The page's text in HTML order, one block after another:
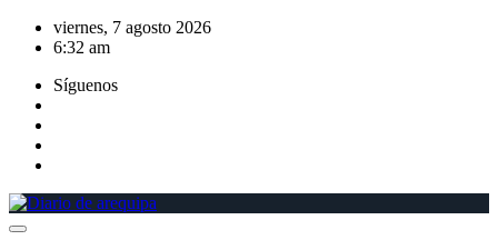
Saltar
viernes, 7 agosto 2026
6:32 am
Síguenos